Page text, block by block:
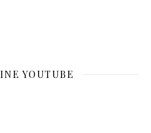
YOUTUBE